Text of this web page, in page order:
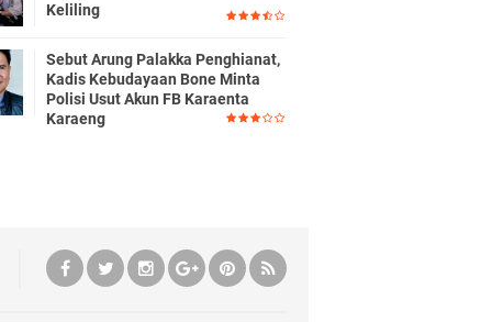
Keliling
Sebut Arung Palakka Penghianat,
Kadis Kebudayaan Bone Minta
Polisi Usut Akun FB Karaenta
Karaeng